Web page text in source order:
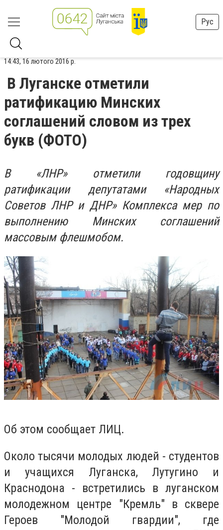
Рус
14:43, 16 лютого 2016 р.
В Луганске отметили
ратификацию Минских
соглашений словом из трех
букв (ФОТО)
В «ЛНР» отметили годовщину
ратификации депутатами «Народных
Советов ЛНР и ДНР» Комплекса мер по
выполнению Минских соглашений
массовым флешмобом.
Об этом сообщает ЛИЦ.
Около тысячи молодых людей - студентов
и учащихся Луганска, Лутугино и
Краснодона - встретились в луганском
молодежном центре "Кремль" в сквере
Героев "Молодой гвардии", где